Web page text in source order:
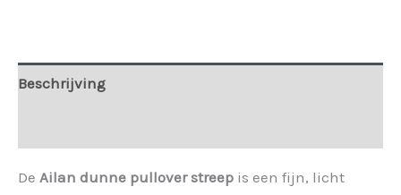
Beschrijving
De Ailan dunne pullover streep is een fijn, licht